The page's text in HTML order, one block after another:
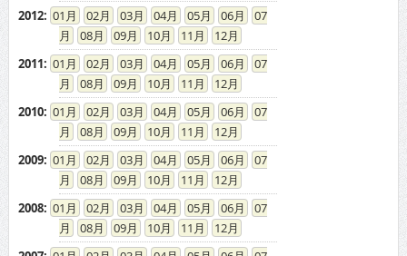
2011: 01 02 03 04 05 06
07
08
09 10 11
12
2010: 01 02 03 04 05 06
07
08
09 10 11
12
2009: 01 02 03 04 05 06
07
08
09 10 11
12
2008: 01 02 03 04 05 06
07
08
09 10 11
12
2007: 01 02 03 04 05 06
07
08
09 10 11
12